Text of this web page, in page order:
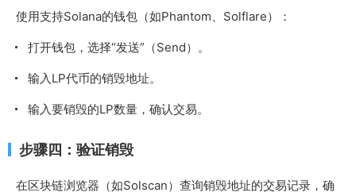
使用支持Solana的钱包（如Phantom、Solflare）：
打开钱包，选择“发送”（Send）。
输入LP代币的销毁地址。
输入要销毁的LP数量，确认交易。
步骤四：验证销毁
在区块链浏览器（如Solscan）查询销毁地址的交易记录，确